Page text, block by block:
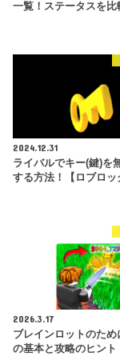
一覧！ステータスを比
2024.12.31
ライバルでキー(鍵)を
する方法！【ロブロッ
2026.3.17
ブレインロットのため
の基本と攻略のヒント